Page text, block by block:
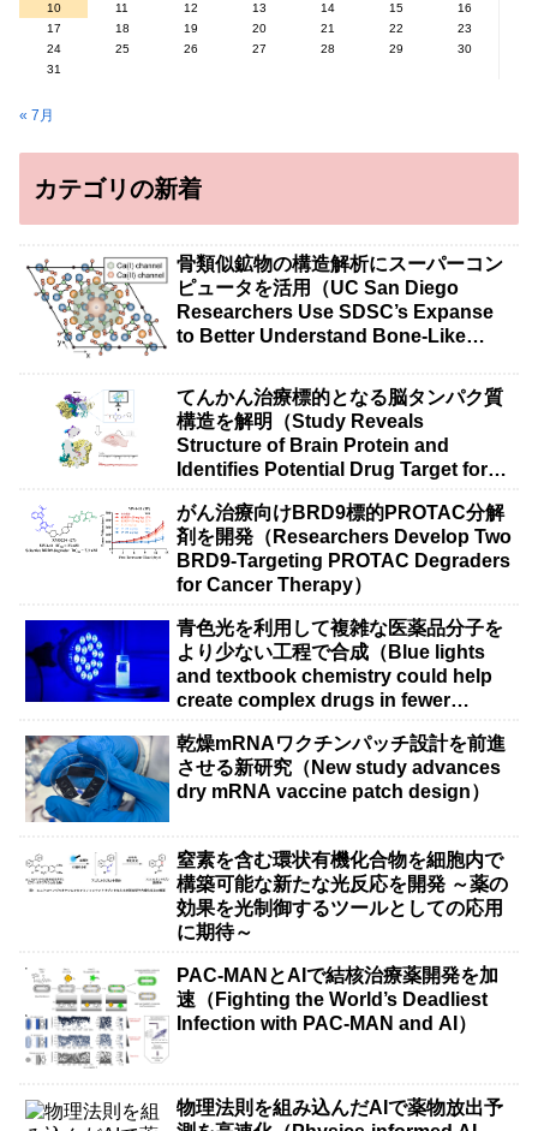
10
11 12 13 14 15
16
17
18 19 20 21 22
23
24
25 26 27 28 29
30
31
« 7月
カテゴリの新着
骨類似鉱物の構造解析にスーパーコン
ピュータを活用（UC San Diego
Researchers Use SDSC’s Expanse
to Better Understand Bone-Like
てんかん治療標的となる脳タンパク質
構造を解明（Study Reveals
Structure of Brain Protein and
Identifies Potential Drug Target for
がん治療向けBRD9標的PROTAC分解
剤を開発（Researchers Develop Two
BRD9-Targeting PROTAC Degraders
for Cancer Therapy）
青色光を利用して複雑な医薬品分子を
より少ない工程で合成（Blue lights
and textbook chemistry could help
create complex drugs in fewer
乾燥mRNAワクチンパッチ設計を前進
させる新研究（New study advances
dry mRNA vaccine patch design）
窒素を含む環状有機化合物を細胞内で
構築可能な新たな光反応を開発 ～薬の
効果を光制御するツールとしての応用
に期待～
PAC-MANとAIで結核治療薬開発を加
速（Fighting the World’s Deadliest
Infection with PAC-MAN and AI）
物理法則を組み込んだAIで薬物放出予